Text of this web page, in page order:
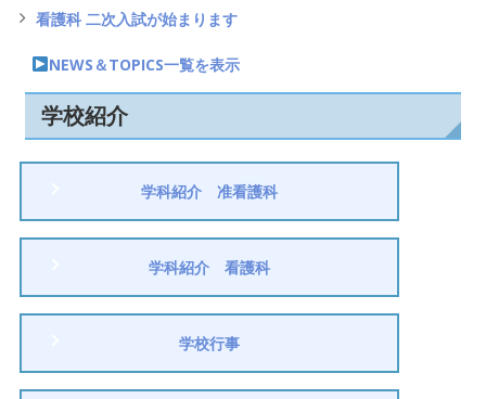
看護科 二次入試が始まります
NEWS＆TOPICS一覧を表示
学校紹介
学科紹介 准看護科
学科紹介 看護科
学校行事